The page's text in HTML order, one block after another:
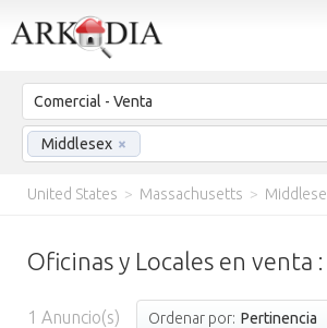
Comercial - Venta
Middlesex ×
United States > Massachusetts >
Oficinas y Locales en venta
1 Anuncio(s) Ordenar por: Pertinencia